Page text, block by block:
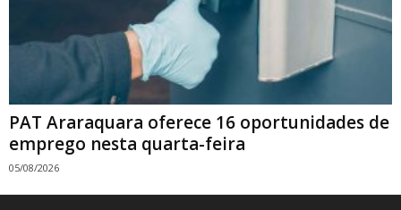
PAT Araraquara oferece 16 oportunidades de
emprego nesta quarta-feira
05/08/2026